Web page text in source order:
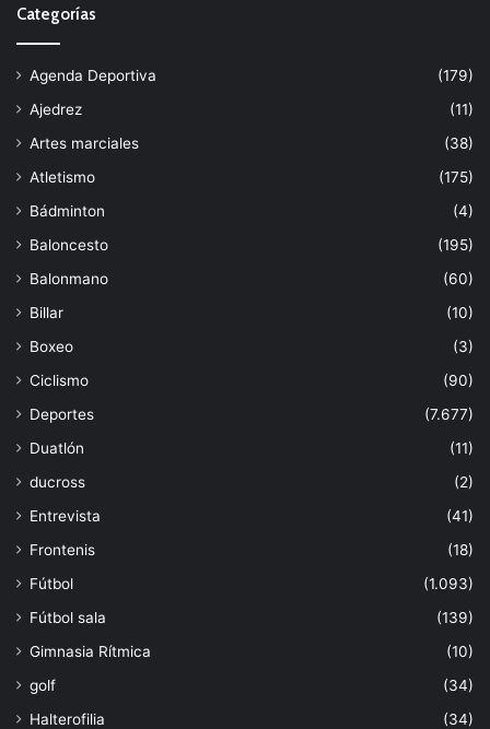
Categorías
Agenda Deportiva
(179)
Ajedrez
(11)
Artes marciales
(38)
Atletismo
(175)
Bádminton
(4)
Baloncesto
(195)
Balonmano
(60)
Billar
(10)
Boxeo
(3)
Ciclismo
(90)
Deportes
(7.677)
Duatlón
(11)
ducross
(2)
Entrevista
(41)
Frontenis
(18)
Fútbol
(1.093)
Fútbol sala
(139)
Gimnasia Rítmica
(10)
golf
(34)
Halterofilia
(34)